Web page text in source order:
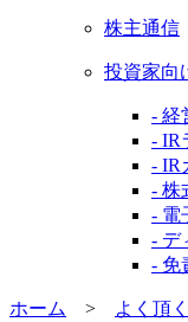
株主通信
投資家向
- 経
- IR
- IR
- 株
- 電
- デ
- 免
ホーム > よく頂